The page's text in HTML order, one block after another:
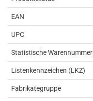
EAN
UPC
Statistische Warennummer
Listenkennzeichen (LKZ)
Fabrikategruppe